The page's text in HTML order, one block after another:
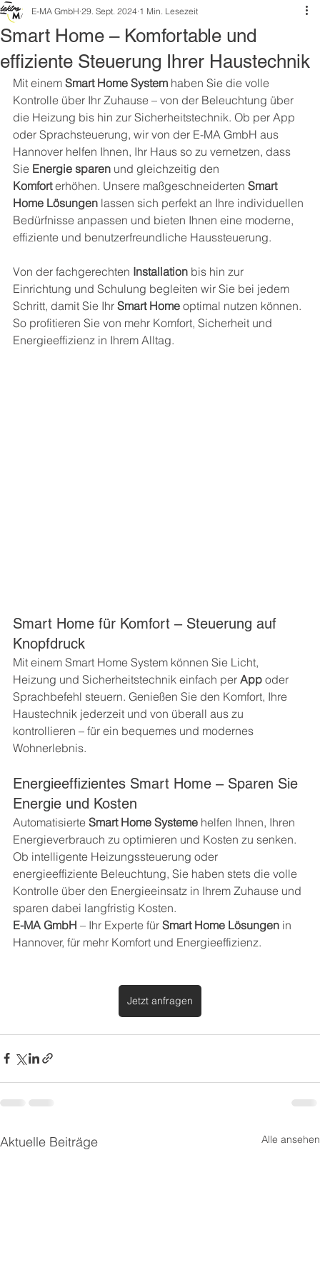
Smart Home – Komfortable und
effiziente Steuerung Ihrer Haustechnik
E-MA GmbH 29. Sept. 2024 1 Min. Lesezeit
Mit einem Smart Home System haben Sie die volle
Kontrolle über Ihr Zuhause – von der Beleuchtung über
die Heizung bis hin zur Sicherheitstechnik. Ob per App
oder Sprachsteuerung, wir von der E-MA GmbH aus
Hannover helfen Ihnen, Ihr Haus so zu vernetzen, dass
Sie Energie sparen und gleichzeitig den
Komfort erhöhen. Unsere maßgeschneiderten Smart
Home Lösungen lassen sich perfekt an Ihre individuellen
Bedürfnisse anpassen und bieten Ihnen eine moderne,
effiziente und benutzerfreundliche Haussteuerung.
Von der fachgerechten Installation bis hin zur
Einrichtung und Schulung begleiten wir Sie bei jedem
Schritt, damit Sie Ihr Smart Home optimal nutzen können.
So profitieren Sie von mehr Komfort, Sicherheit und
Energieeffizienz in Ihrem Alltag.
Smart Home für Komfort – Steuerung auf
Knopfdruck
Mit einem Smart Home System können Sie Licht,
Heizung und Sicherheitstechnik einfach per App oder
Sprachbefehl steuern. Genießen Sie den Komfort, Ihre
Haustechnik jederzeit und von überall aus zu
kontrollieren – für ein bequemes und modernes
Wohnerlebnis.
Energieeffizientes Smart Home – Sparen Sie
Energie und Kosten
Automatisierte Smart Home Systeme helfen Ihnen, Ihren
Energieverbrauch zu optimieren und Kosten zu senken.
Ob intelligente Heizungssteuerung oder
energieeffiziente Beleuchtung, Sie haben stets die volle
Kontrolle über den Energieeinsatz in Ihrem Zuhause und
sparen dabei langfristig Kosten.
E-MA GmbH – Ihr Experte für Smart Home Lösungen in
Hannover, für mehr Komfort und Energieeffizienz.
Jetzt anfragen
Aktuelle Beiträge Alle ansehen